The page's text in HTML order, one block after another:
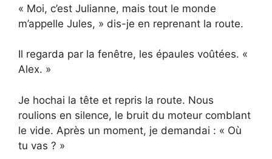
« Moi, c’est Julianne, mais tout le monde
m’appelle Jules, » dis-je en reprenant la route.
Il regarda par la fenêtre, les épaules voûtées. «
Alex. »
Je hochai la tête et repris la route. Nous
roulions en silence, le bruit du moteur comblant
le vide. Après un moment, je demandai : « Où
tu vas ? »